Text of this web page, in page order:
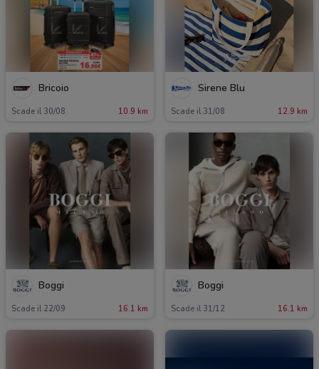
Bricoio
Scade il 30/08 10.9 km
Sirene Blu
Scade il 31/08 12.9 km
Boggi
Scade il 22/09 16.1 km
Boggi
Scade il 31/12 16.1 km